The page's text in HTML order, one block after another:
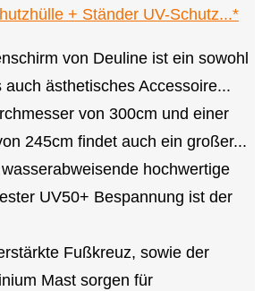
+ Ständer UV-Schutz...*
von Deuline ist ein sowohl
auch ästhetisches Accessoire...
von 300cm und einer
245cm findet auch ein großer...
hochwertige
UV50+ Bespannung ist der
Fußkreuz, sowie der
Mast sorgen für